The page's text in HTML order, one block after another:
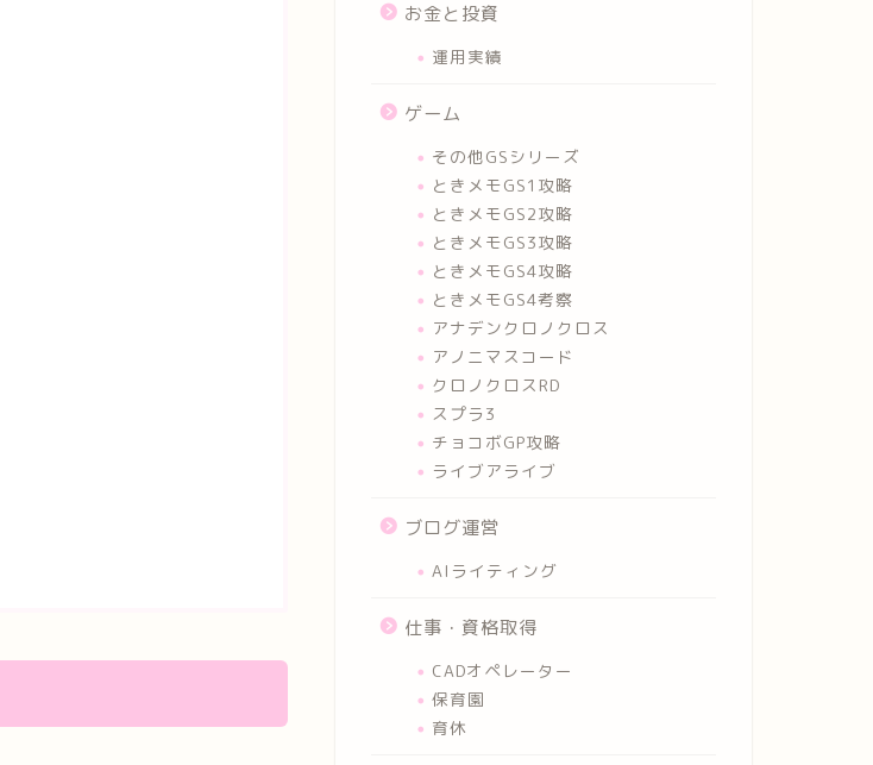
お金と投資
運用実績
ゲーム
その他GSシリーズ
ときメモGS1攻略
ときメモGS2攻略
ときメモGS3攻略
ときメモGS4攻略
ときメモGS4考察
アナデンクロノクロス
アノニマスコード
クロノクロスRD
スプラ3
チョコボGP攻略
ライブアライブ
ブログ運営
AIライティング
仕事・資格取得
CADオペレーター
保育園
育休